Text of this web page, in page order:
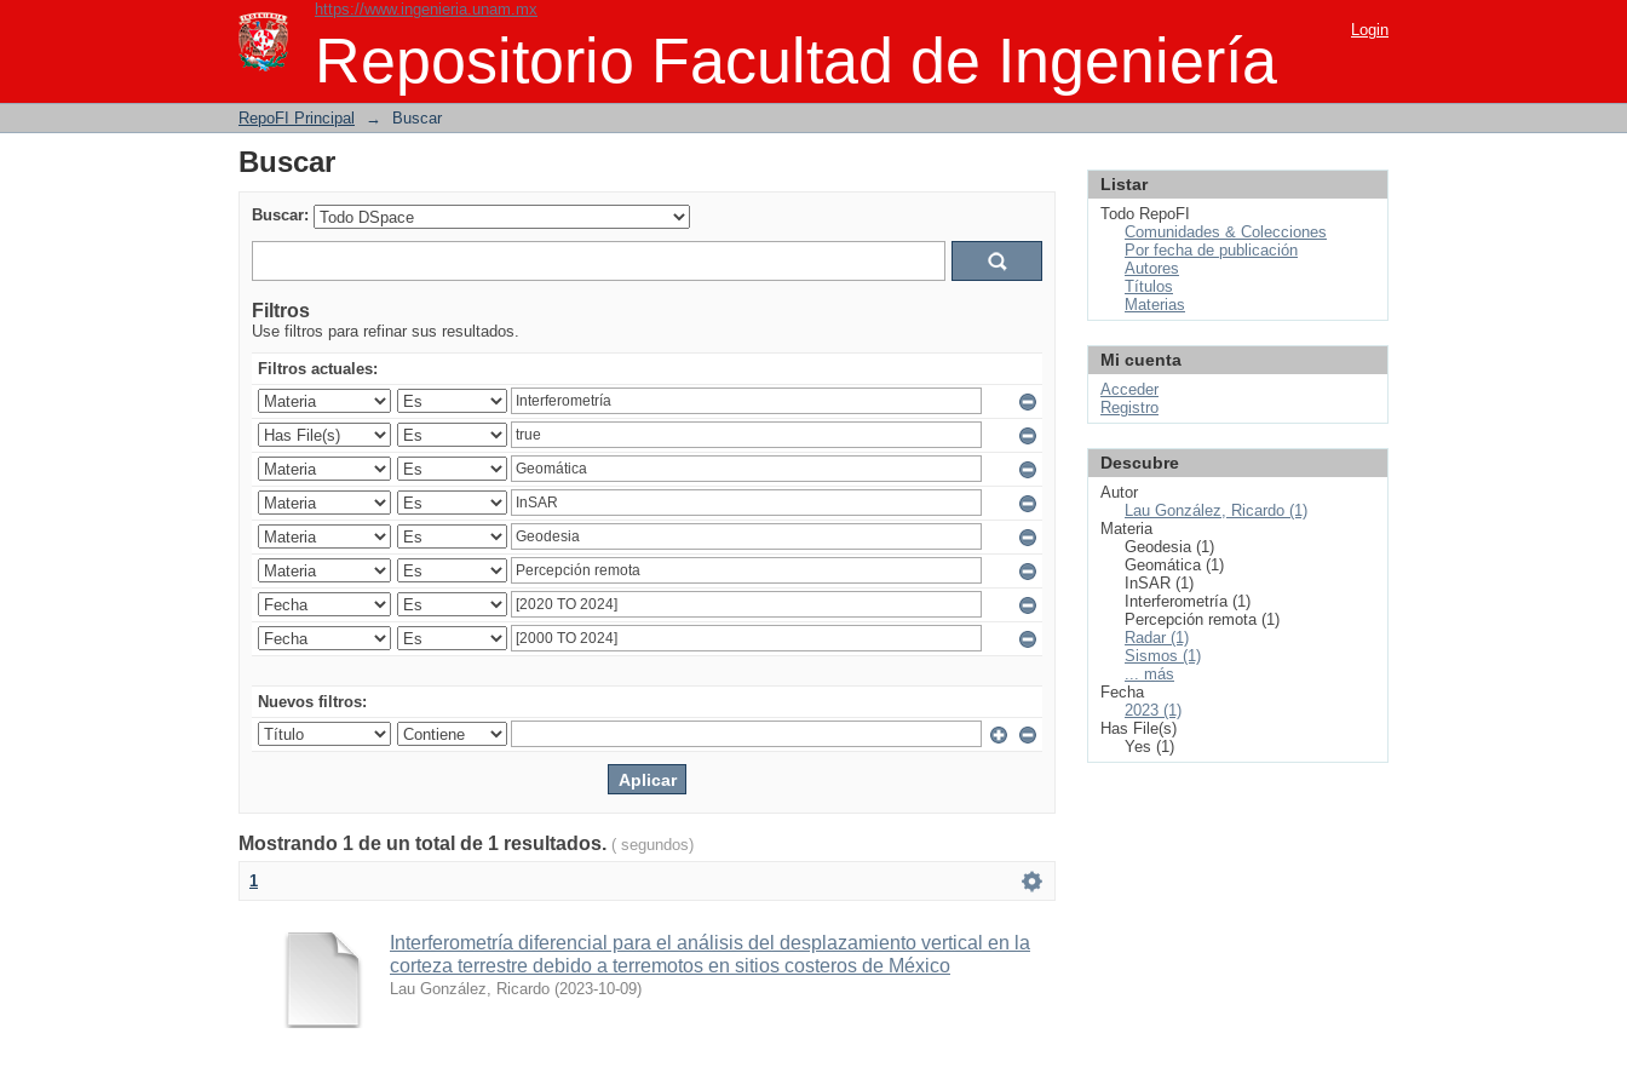
https://www.ingenieria.unam.mx
Repositorio Facultad de Ingeniería
Buscar Login
RepoFI Principal → Buscar
Buscar
Buscar:
Filtros
Use filtros para refinar sus resultados.
Filtros actuales:
Nuevos filtros:
Mostrando 1 de un total de 1 resultados. ( segundos)
1
Interferometría diferencial para el análisis del desplazamiento vertical en la
corteza terrestre debido a terremotos en sitios costeros de México
Lau González, Ricardo (2023-10-09)
Listar
Todo RepoFI
Comunidades & Colecciones
Por fecha de publicación
Autores
Títulos
Materias
Mi cuenta
Acceder
Registro
Descubre
Autor
Lau González, Ricardo (1)
Materia
Geodesia (1)
Geomática (1)
InSAR (1)
Interferometría (1)
Percepción remota (1)
Radar (1)
Sismos (1)
... más
Fecha
2023 (1)
Has File(s)
Yes (1)